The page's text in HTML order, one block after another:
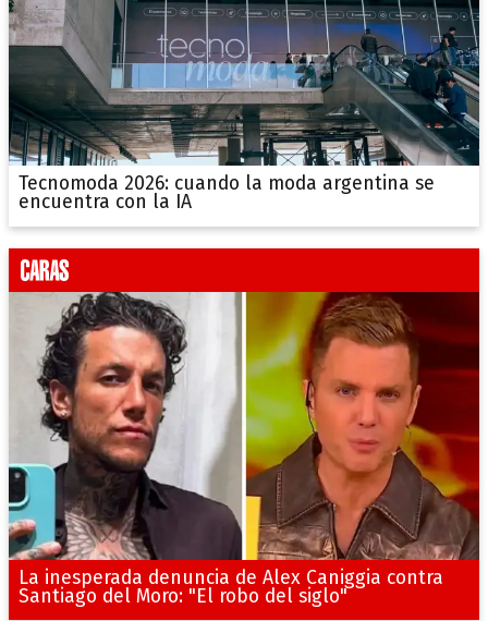
Tecnomoda 2026: cuando la moda argentina se
encuentra con la IA
La inesperada denuncia de Alex Caniggia contra
Santiago del Moro: "El robo del siglo"